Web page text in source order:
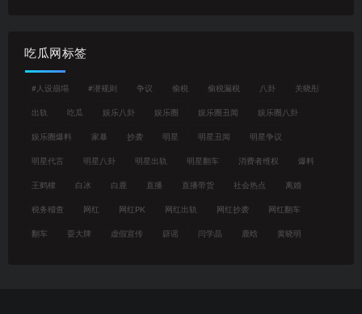
吃瓜网标签
#人设崩塌 #潜规则 争议 偷税 偷税漏税 八卦 关晓彤
出轨 吃瓜 娱乐八卦 娱乐圈 娱乐圈丑闻 娱乐圈八卦
娱乐圈爆料 家暴 抄袭 明星 明星丑闻 明星争议
明星代言 明星八卦 明星出轨 明星翻车 消费者维权 爆料
王鹤棣 白冰 白鹿 直播 直播带货 社会热点 离婚
税务稽查 网红 网红PK 网红出轨 网红抄袭 网红翻车
翻车 耍大牌 虚假宣传 辟谣 闫学晶 鹿晗 黄晓明